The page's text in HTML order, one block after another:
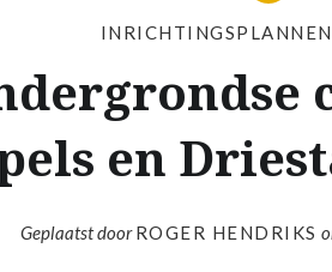
INRICHTINGSPLANNEN
en
Geplaatst doorROGER HENDRIKS